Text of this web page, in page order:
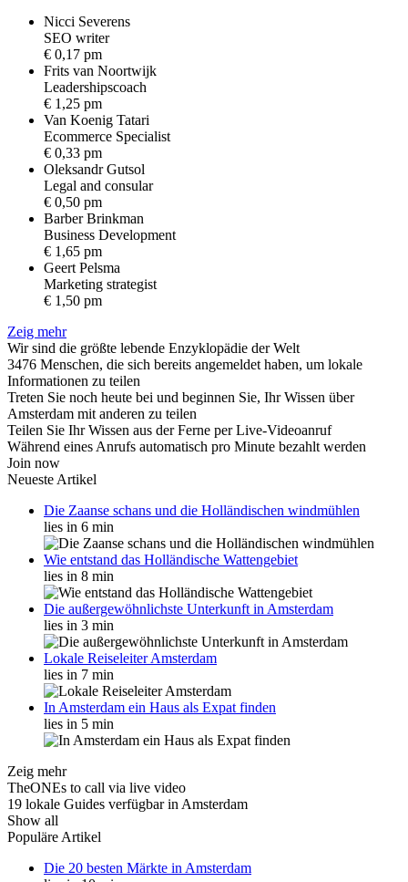
Nicci Severens
SEO writer
€ 0,17 pm
Frits van Noortwijk
Leadershipscoach
€ 1,25 pm
Van Koenig Tatari
Ecommerce Specialist
€ 0,33 pm
Oleksandr Gutsol
Legal and consular
€ 0,50 pm
Barber Brinkman
Business Development
€ 1,65 pm
Geert Pelsma
Marketing strategist
€ 1,50 pm
Zeig mehr
Wir sind die größte lebende Enzyklopädie der Welt
3476 Menschen, die sich bereits angemeldet haben, um lokale
Informationen zu teilen
Treten Sie noch heute bei und beginnen Sie, Ihr Wissen über
Amsterdam mit anderen zu teilen
Teilen Sie Ihr Wissen aus der Ferne per Live-Videoanruf
Während eines Anrufs automatisch pro Minute bezahlt werden
Join now
Neueste Artikel
Die Zaanse schans und die Holländischen windmühlen
lies in 6 min
Wie entstand das Holländische Wattengebiet
lies in 8 min
Die außergewöhnlichste Unterkunft in Amsterdam
lies in 3 min
Lokale Reiseleiter Amsterdam
lies in 7 min
In Amsterdam ein Haus als Expat finden
lies in 5 min
Zeig mehr
TheONEs to call via live video
19 lokale Guides verfügbar in Amsterdam
Show all
Populäre Artikel
Die 20 besten Märkte in Amsterdam